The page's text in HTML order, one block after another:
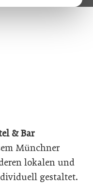
& Bar
Münchner
lokalen und
gestaltet.